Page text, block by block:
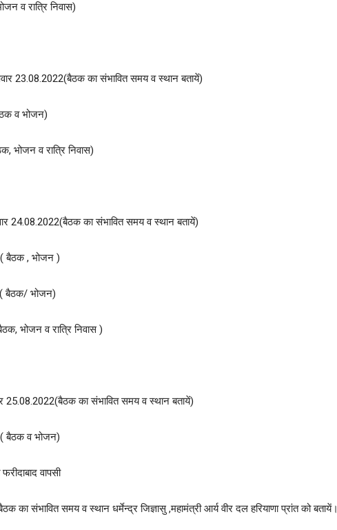
व रात्रि निवास)
23.08.2022(बैठक का संभावित समय व स्थान बतायें)
व भोजन)
भोजन व रात्रि निवास)
24.08.2022(बैठक का संभावित समय व स्थान बतायें)
( बैठक , भोजन )
( बैठक/ भोजन)
भोजन व रात्रि निवास )
25.08.2022(बैठक का संभावित समय व स्थान बतायें)
( बैठक व भोजन)
वापसी
का संभावित समय व स्थान धर्मेन्द्र जिज्ञासु ,महामंत्री आर्य वीर दल हरियाणा प्रांत को बतायें।